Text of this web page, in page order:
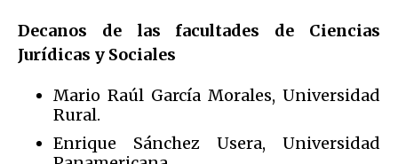
Decanos de las facultades de Ciencias
Jurídicas y Sociales
Mario Raúl García Morales, Universidad
Rural.
Enrique Sánchez Usera, Universidad